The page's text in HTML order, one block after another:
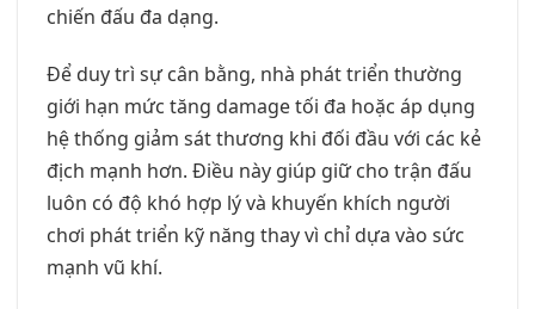
chiến đấu đa dạng.
Để duy trì sự cân bằng, nhà phát triển thường
giới hạn mức tăng damage tối đa hoặc áp dụng
hệ thống giảm sát thương khi đối đầu với các kẻ
địch mạnh hơn. Điều này giúp giữ cho trận đấu
luôn có độ khó hợp lý và khuyến khích người
chơi phát triển kỹ năng thay vì chỉ dựa vào sức
mạnh vũ khí.